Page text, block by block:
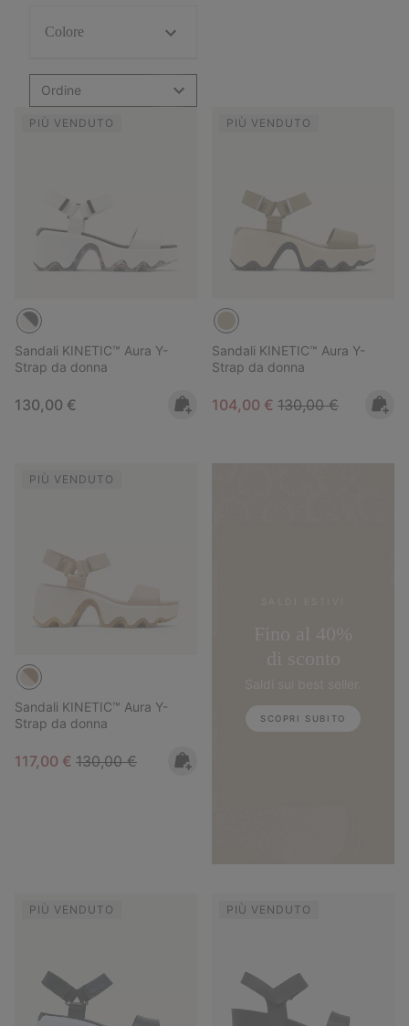
Colore
Ordine
PIÙ VENDUTO
Sandali KINETIC™ Aura Y-
Strap da donna
Regular price:
130,00 €
PIÙ VENDUTO
Sandali KINETIC™ Aura Y-
Strap da donna
Sale price:
104,00 € Regular price:
130,00 €
PIÙ VENDUTO
Sandali KINETIC™ Aura Y-
Strap da donna
Sale price:
117,00 € Regular price:
130,00 €
SCOPRI SUBITO
PIÙ VENDUTO PIÙ VENDUTO